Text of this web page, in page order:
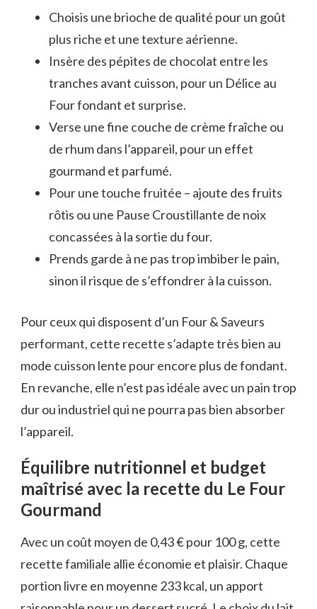
Choisis une brioche de qualité pour un goût
plus riche et une texture aérienne.
Insère des pépites de chocolat entre les
tranches avant cuisson, pour un Délice au
Four fondant et surprise.
Verse une fine couche de crème fraîche ou
de rhum dans l’appareil, pour un effet
gourmand et parfumé.
Pour une touche fruitée – ajoute des fruits
rôtis ou une Pause Croustillante de noix
concassées à la sortie du four.
Prends garde à ne pas trop imbiber le pain,
sinon il risque de s’effondrer à la cuisson.
Pour ceux qui disposent d’un Four & Saveurs
performant, cette recette s’adapte très bien au
mode cuisson lente pour encore plus de fondant.
En revanche, elle n’est pas idéale avec un pain trop
dur ou industriel qui ne pourra pas bien absorber
l’appareil.
Équilibre nutritionnel et budget
maîtrisé avec la recette du Le Four
Gourmand
Avec un coût moyen de 0,43 € pour 100 g, cette
recette familiale allie économie et plaisir. Chaque
portion livre en moyenne 233 kcal, un apport